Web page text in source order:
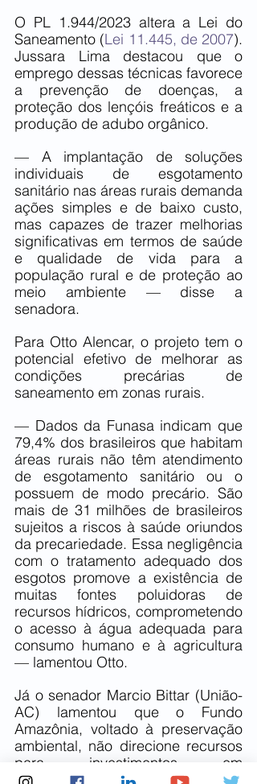
O PL 1.944/2023 altera a Lei do
Saneamento (Lei 11.445, de 2007).
Jussara Lima destacou que o
emprego dessas técnicas favorece
a prevenção de doenças, a
proteção dos lençóis freáticos e a
produção de adubo orgânico.
— A implantação de soluções
individuais de esgotamento
sanitário nas áreas rurais demanda
ações simples e de baixo custo,
mas capazes de trazer melhorias
significativas em termos de saúde
e qualidade de vida para a
população rural e de proteção ao
meio ambiente — disse a
senadora.
Para Otto Alencar, o projeto tem o
potencial efetivo de melhorar as
condições precárias de
saneamento em zonas rurais.
— Dados da Funasa indicam que
79,4% dos brasileiros que habitam
áreas rurais não têm atendimento
de esgotamento sanitário ou o
possuem de modo precário. São
mais de 31 milhões de brasileiros
sujeitos a riscos à saúde oriundos
da precariedade. Essa negligência
com o tratamento adequado dos
esgotos promove a existência de
muitas fontes poluidoras de
recursos hídricos, comprometendo
o acesso à água adequada para
consumo humano e à agricultura
— lamentou Otto.
Já o senador Marcio Bittar (União-
AC) lamentou que o Fundo
Amazônia, voltado à preservação
ambiental, não direcione recursos
para investimentos em
saneamento básico na Região